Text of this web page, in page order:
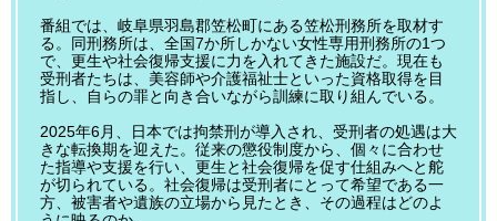
番組では、岐阜県羽島郡笠松町にある笠松刑務所を取材す
る。同刑務所は、全国7か所しかない女性専用刑務所の1つ
で、更生や社会復帰支援に力を入れてきた施設だ。現在も
受刑者たちは、美容師や介護福祉士といった資格取得を目
指し、自らの罪と向き合いながら訓練に取り組んでいる。
2025年6月、日本では拘禁刑が導入され、受刑者の処遇は大
きな転換期を迎えた。従来の懲役制度から、個々に合わせ
た指導や支援を行い、更生と社会復帰を促す仕組みへと舵
が切られている。社会復帰は受刑者にとって希望である一
方、被害者や遺族の立場から見たとき、その過程はどのよ